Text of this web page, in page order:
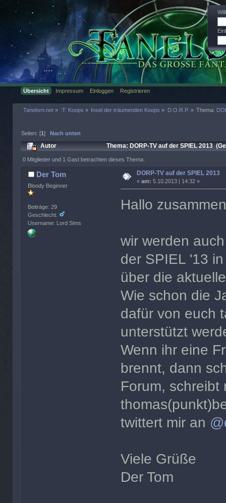
Übersicht Impressum Einloggen Registrieren
Tanelorn.net» :T: Koops » Insel der träumenden Koops » D.O.R.P. » Thema:
Seiten: [1] Nach unten
Autor Thema: DORP-TV auf der SPIEL 2013
0 Mitglieder und 1 Gast betrachten dieses Thema.
Der Tom
Bloody Beginner
Beiträge: 29
Geschlecht:
Username: Lord Sims
DORP-TV auf der SPIEL 2013
«am: 5.10.2013 | 14:32 »
Hallo
wir werden
der SPIEL '13
über die
Wie schon die
dafür von euch
unterstützt
Wenn ihr eine
brennt, dann
Forum, schreibt
twittert mir an
Viele Grüße
Der Tom